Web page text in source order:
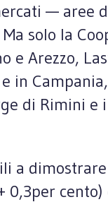
—
solo la
e Arezzo,
in
di Rimini
a
0,3per